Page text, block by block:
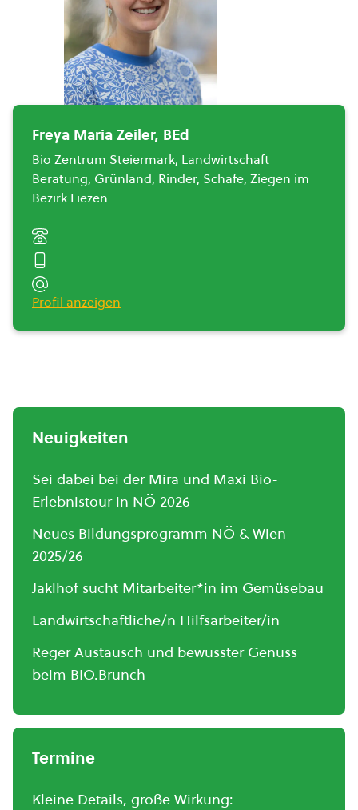
Freya Maria Zeiler, BEd
Bio Zentrum Steiermark, Landwirtschaft
Beratung, Grünland, Rinder, Schafe, Ziegen im
Bezirk Liezen
Profil anzeigen
Neuigkeiten
Sei dabei bei der Mira und Maxi Bio-
Erlebnistour in NÖ 2026
Neues Bildungsprogramm NÖ & Wien
2025/26
Jaklhof sucht Mitarbeiter*in im Gemüsebau
Landwirtschaftliche/n Hilfsarbeiter/in
Reger Austausch und bewusster Genuss
beim BIO.Brunch
Termine
Kleine Details, große Wirkung: